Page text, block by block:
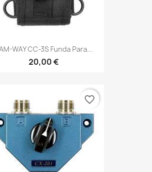
WAY CC-3S Funda Para...
20,00 €
favorite_border